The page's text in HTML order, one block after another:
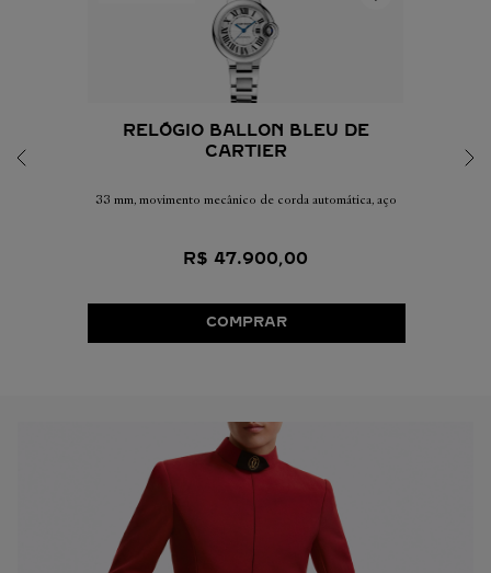
RELÓGIO BALLON BLEU DE
CARTIER
33 mm, movimento mecânico de corda automática, aço
R$ 47.900,00
COMPRAR